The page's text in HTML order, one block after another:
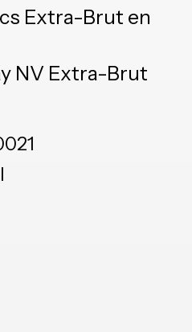
Extra-Brut en
NV Extra-Brut